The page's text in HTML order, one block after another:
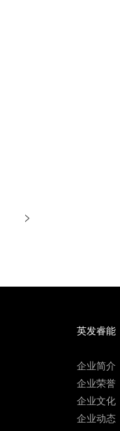
>
英发睿能
企业简介
企业荣誉
企业文化
企业动态